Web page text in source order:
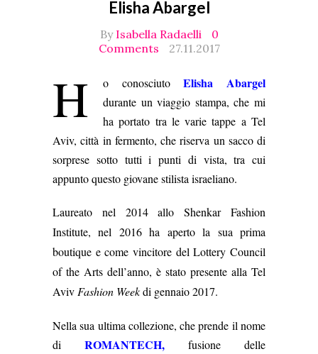
Elisha Abargel
By Isabella Radaelli
0
Comments
27.11.2017
H o conosciutoElisha Abargel
durante un viaggio stampa, che mi
ha portato tra le varie tappe a Tel
Aviv, città in fermento, che riserva un sacco di
sorprese sotto tutti i punti di vista, tra cui
appunto questo giovane stilista israeliano.
Laureato nel 2014 allo Shenkar Fashion
Institute, nel 2016 ha aperto la sua prima
boutique ecome vincitore del Lottery Council
of the Arts dell’anno, è stato presente alla Tel
Aviv Fashion Weekdi gennaio 2017.
Nella sua ultima collezione, che prende il nome
di ROMANTECH, fusione delle